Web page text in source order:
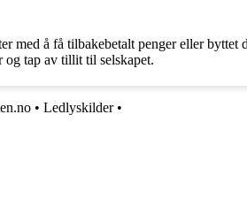
med å få tilbakebetalt penger eller byttet
og tap av tillit til selskapet.
• Ledlyskilder•